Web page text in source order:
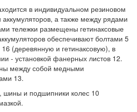
в индивидуальном резиновом
а также между рядами
тележки размещены гетинаксовые
обеспечивают болтами 5
(деревянную и гетинаксовую), в
- установкой фанерных листов 12.
между собой медными
13.
шины и подшипники колес 10